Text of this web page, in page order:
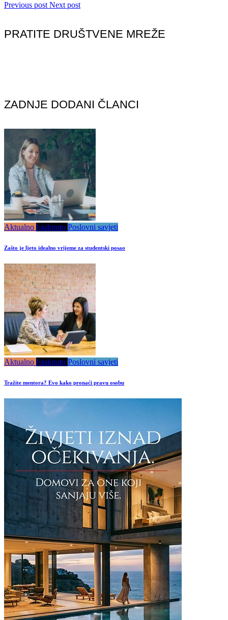
Previous post Next post
PRATITE DRUŠTVENE MREŽE
ZADNJE DODANI ČLANCI
Aktualno Istaknuto Poslovni savjeti
Zašto je ljeto idealno vrijeme za studentski posao
Aktualno Istaknuto Poslovni savjeti
Tražite mentora? Evo kako pronaći pravu osobu